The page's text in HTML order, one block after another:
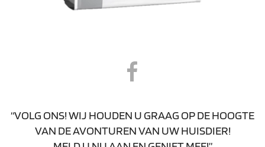
“VOLG ONS! WIJ HOUDEN U GRAAG OP DE HOOGTE
VAN DE AVONTUREN VAN UW HUISDIER!